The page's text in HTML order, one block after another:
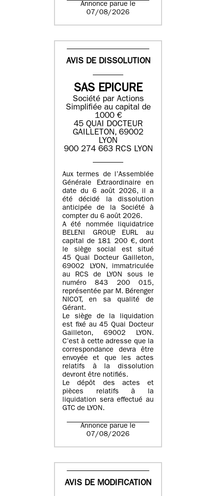
Annonce parue le
07/08/2026
AVIS DE DISSOLUTION
SAS EPICURE
Société par Actions
Simplifiée au capital de
1000 €
45 QUAI DOCTEUR
GAILLETON, 69002
LYON
900 274 663 RCS LYON
Aux termes de l’Assemblée
Générale Extraordinaire en
date du 6 août 2026, il a
été décidé la dissolution
anticipée de la Société à
compter du 6 août 2026.
A été nommée liquidatrice
BELENI GROUP, EURL au
capital de 181 200 €, dont
le siège social est situé
45 Quai Docteur Gailleton,
69002 LYON, immatriculée
au RCS de LYON sous le
numéro 843 200 015,
représentée par M. Bérenger
NICOT, en sa qualité de
Gérant.
Le siège de la liquidation
est fixé au45 Quai Docteur
Gailleton, 69002 LYON.
C’est à cette adresse que la
correspondance devra être
envoyée et que les actes
relatifs à la dissolution
devront être notifiés.
Le dépôt des actes et
pièces relatifs à la
liquidation sera effectué au
GTC de LYON.
Annonce parue le
07/08/2026
AVIS DE MODIFICATION